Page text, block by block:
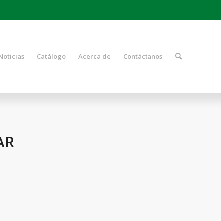
Catálogo Acerca de Contáctanos